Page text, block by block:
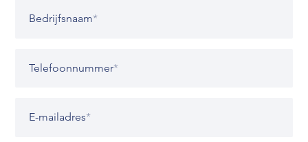
Bedrijfsnaam*
Telefoonnummer*
E-mailadres*